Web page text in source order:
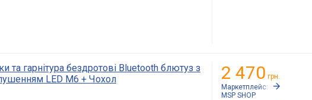
та гарнітура бездротові Bluetooth блютуз з
LED M6 + Чохол
2 470 грн.
Маркетплейс:
Rozetka.ua
MSP SHOP